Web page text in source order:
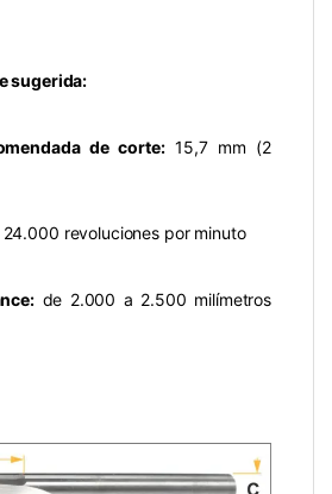
sugerida:
de corte:15,7 mm (2
revoluciones por minuto
de 2.000 a 2.500 milímetros